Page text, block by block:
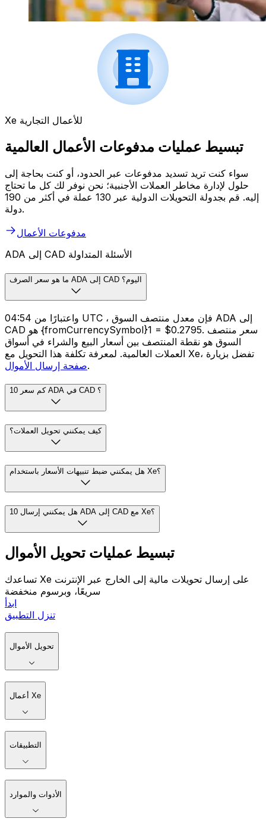
Xe للأعمال التجارية
تبسيط عمليات مدفوعات الأعمال العالمية
سواء كنت تريد تسديد مدفوعات عبر الحدود، أو كنت بحاجة إلى
حلول لإدارة مخاطر العملات الأجنبية؛ نحن نوفر لك كل ما تحتاج
إليه. قم بجدولة التحويلات الدولية عبر 130 عملة في أكثر من 190
دولة.
مدفوعات الأعمال
ADA إلى CAD الأسئلة المتداولة
ما هو سعر الصرف ADA إلى CAD اليوم؟
واعتبارًا من 04:54 UTC ، فإن معدل منتصف السوق ADA إلى
CAD هو {fromCurrencySymbol}1 = $0.2795. سعر منتصف
السوق هو نقطة المنتصف بين أسعار البيع والشراء في أسواق
العملات العالمية. لمعرفة تكلفة هذا التحويل مع Xe، تفضل بزيارة
صفحة إرسال الأموال.
كم سعر 10 ADA في CAD ؟
كيف يمكنني تحويل العملات؟
هل يمكنني ضبط تنبيهات الأسعار باستخدام Xe؟
هل يمكنني إرسال 10 ADA إلى CAD مع Xe؟
تبسيط عمليات تحويل الأموال
تساعدك Xe على إرسال تحويلات مالية إلى الخارج عبر الإنترنت
سريعًا، وبرسوم منخفضة
ابدأ
تنزل التطبيق
تحويل الأموال
أعمال Xe
التطبيقات
الأدوات والموارد